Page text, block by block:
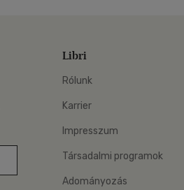
Libri
Rólunk
Karrier
Impresszum
Társadalmi programok
Adományozás